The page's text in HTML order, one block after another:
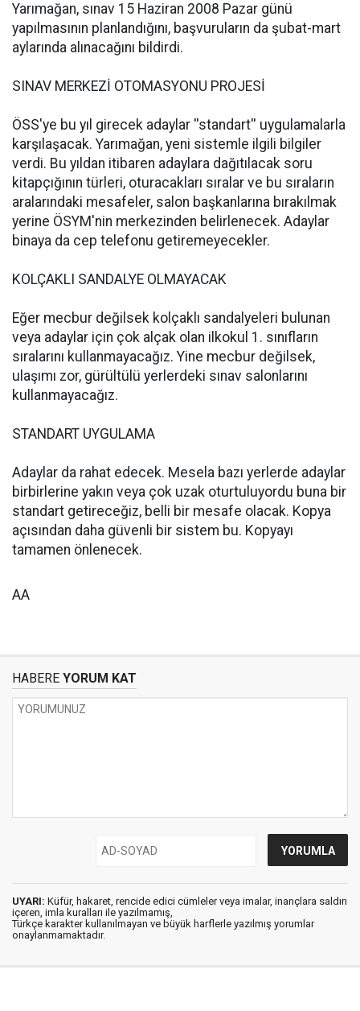
Yarımağan, sınav 15 Haziran 2008 Pazar günü
yapılmasının planlandığını, başvuruların da şubat-mart
aylarında alınacağını bildirdi.
SINAV MERKEZİ OTOMASYONU PROJESİ
ÖSS'ye bu yıl girecek adaylar ''standart'' uygulamalarla
karşılaşacak. Yarımağan, yeni sistemle ilgili bilgiler
verdi. Bu yıldan itibaren adaylara dağıtılacak soru
kitapçığının türleri, oturacakları sıralar ve bu sıraların
aralarındaki mesafeler, salon başkanlarına bırakılmak
yerine ÖSYM'nin merkezinden belirlenecek. Adaylar
binaya da cep telefonu getiremeyecekler.
KOLÇAKLI SANDALYE OLMAYACAK
Eğer mecbur değilsek kolçaklı sandalyeleri bulunan
veya adaylar için çok alçak olan ilkokul 1. sınıfların
sıralarını kullanmayacağız. Yine mecbur değilsek,
ulaşımı zor, gürültülü yerlerdeki sınav salonlarını
kullanmayacağız.
STANDART UYGULAMA
Adaylar da rahat edecek. Mesela bazı yerlerde adaylar
birbirlerine yakın veya çok uzak oturtuluyordu buna bir
standart getireceğiz, belli bir mesafe olacak. Kopya
açısından daha güvenli bir sistem bu. Kopyayı
tamamen önlenecek.
AA
HABERE YORUM KAT
UYARI: Küfür, hakaret, rencide edici cümleler veya imalar, inançlara saldırı
içeren, imla kuralları ile yazılmamış,
Türkçe karakter kullanılmayan ve büyük harflerle yazılmış yorumlar
onaylanmamaktadır.